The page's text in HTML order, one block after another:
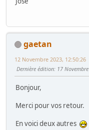
gaetan
12 Novembre 2023, 12:50:26
Dernière édition: 17
Bonjour,
Merci pour vos retour.
En voici deux autres